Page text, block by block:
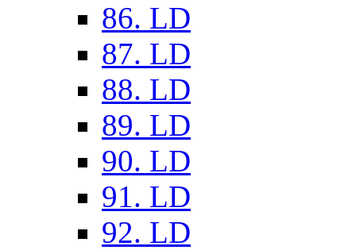
86. LD
87. LD
88. LD
89. LD
90. LD
91. LD
92. LD